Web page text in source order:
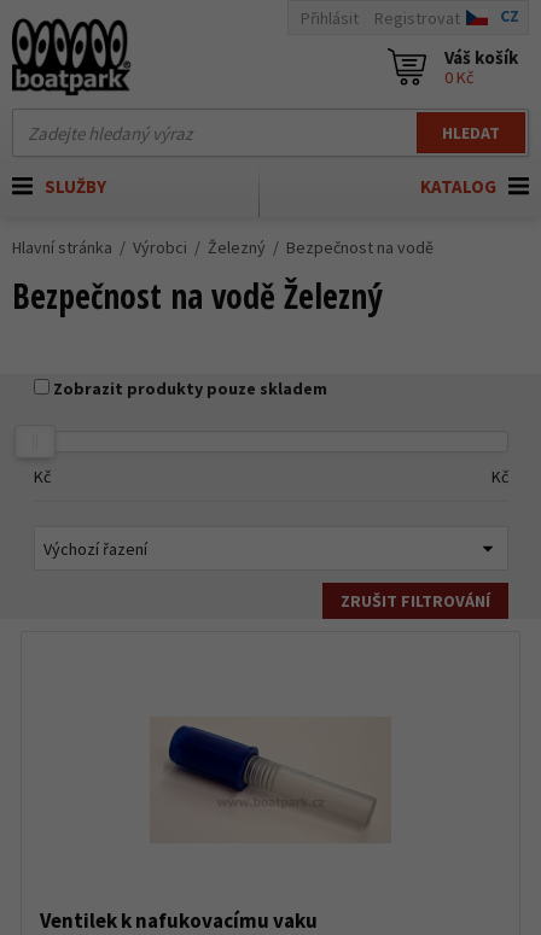
HLEDAT
Přihlásit Registrovat CZ
Váš košík
0 Kč
KATALOG
SLUŽBY
Hlavní stránka Výrobci Železný Bezpečnost na vodě
Bezpečnost na vodě Železný
Zobrazit produkty pouze skladem
Kč Kč
ZRUŠIT FILTROVÁNÍ
Ventilek k nafukovacímu vaku